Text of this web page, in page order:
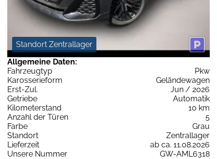
Standort Zentrallager
Allgemeine Daten:
Fahrzeugtyp
Pkw
Karosserieform
Geländewagen
Erst-Zul.
Jun / 2026
Getriebe
Automatik
Kilometerstand
10 km
Anzahl der Türen
5
Farbe
Grau
Standort
Zentrallager
Lieferzeit
ab ca. 11.08.2026
Unsere Nummer
GW-AML6318